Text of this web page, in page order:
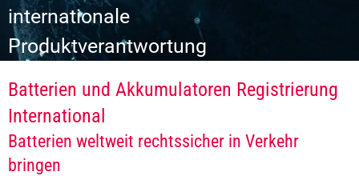
internationale
Produktverantwortung
Batterien und Akkumulatoren Registrierung
International
Batterien weltweit rechtssicher in Verkehr
bringen